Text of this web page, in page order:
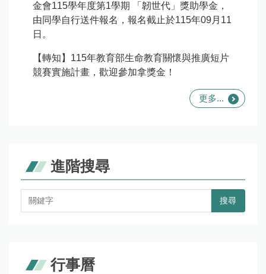
金會115學年度第1學期 「韌世代」獎助學金，
由同學自行送件報名，報名截止於115年09月11
日。
【轉知】115年教育部生命教育關懷與推廣短片
競賽實施計畫，歡迎參加拿獎金！
更多...
進階搜尋
搜尋
行事曆